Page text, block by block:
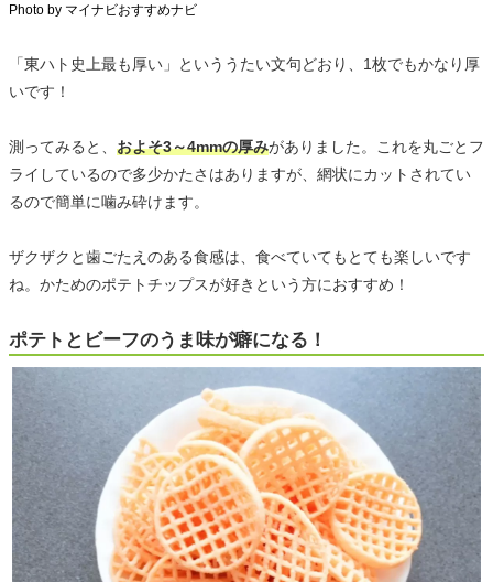
Photo by マイナビおすすめナビ
「東ハト史上最も厚い」といううたい文句どおり、1枚でもかなり厚
いです！
測ってみると、 およそ3～4mmの厚みがありました。これを丸ごとフ
ライしているので多少かたさはありますが、網状にカットされてい
るので簡単に噛み砕けます。
ザクザクと歯ごたえのある食感は、食べていてもとても楽しいです
ね。かためのポテトチップスが好きという方におすすめ！
ポテトとビーフのうま味が癖になる！